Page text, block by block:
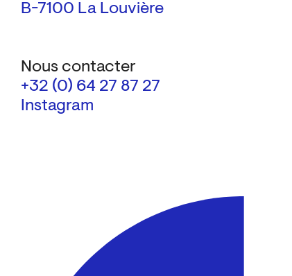
B-7100 La Louvière
Nous contacter
+32 (0) 64 27 87 27
Instagram